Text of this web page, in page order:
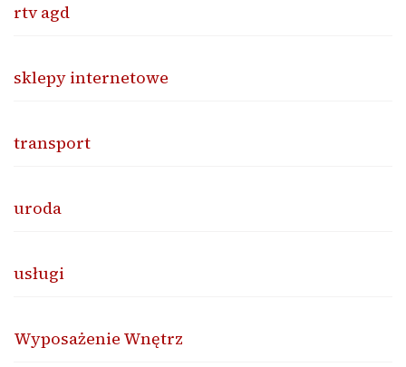
rtv agd
sklepy internetowe
transport
uroda
usługi
Wyposażenie Wnętrz